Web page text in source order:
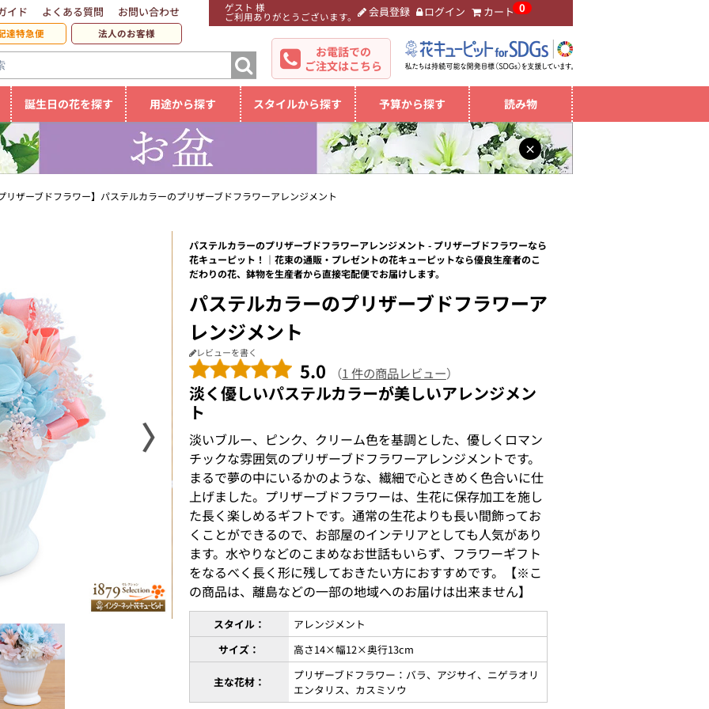
ゲスト 様
ご利用ありがとうございます。 会員登録 ログイン カート 0
イド よくある質問 お問い合わせ
達特急便 法人のお客様
お電話での
ご注文はこちら
誕生日の花を探す 用途から探す スタイルから探す 予算から探す 読み物
×
リザーブドフラワー】パステルカラーのプリザーブドフラワーアレンジメント
〉
パステルカラーのプリザーブドフラワーアレンジメント - プリザーブドフラワーなら
花キューピット！｜花束の通販・プレゼントの花キューピットなら優良生産者のこ
だわりの花、鉢物を生産者から直接宅配便でお届けします。
パステルカラーのプリザーブドフラワーア
レンジメント
レビューを書く
5.0 （1 件の商品レビュー）
淡く優しいパステルカラーが美しいアレンジメン
ト
淡いブルー、ピンク、クリーム色を基調とした、優しくロマン
チックな雰囲気のプリザーブドフラワーアレンジメントです。
まるで夢の中にいるかのような、繊細で心ときめく色合いに仕
上げました。プリザーブドフラワーは、生花に保存加工を施し
た長く楽しめるギフトです。通常の生花よりも長い間飾ってお
くことができるので、お部屋のインテリアとしても人気があり
ます。水やりなどのこまめなお世話もいらず、フラワーギフト
をなるべく長く形に残しておきたい方におすすめです。【※こ
の商品は、離島などの一部の地域へのお届けは出来ません】
スタイル：
アレンジメント
サイズ：
高さ14×幅12×奥行13cm
主な花材：
プリザーブドフラワー：バラ、アジサイ、ニゲラオリ
エンタリス、カスミソウ